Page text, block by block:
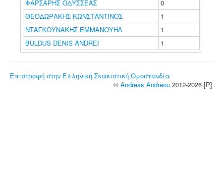
ΦΑΡΣΑΡΗΣ ΟΔΥΣΣΕΑΣ
0
ΘΕΟΔΩΡΑΚΗΣ ΚΩΝΣΤΑΝΤΙΝΟΣ
1
ΝΤΑΓΚΟΥΝΑΚΗΣ ΕΜΜΑΝΟΥΗΛ
1
BULDUS DENIS ANDREI
1
Επιστροφή στην Ελληνική Σκακιστική Ομοσπονδία
© Andreas Andreou 2012-2026 [P]